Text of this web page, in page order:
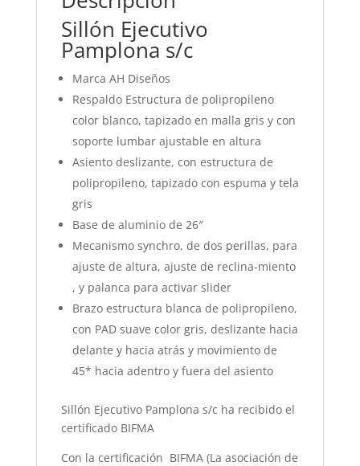
Sillón Ejecutivo
Pamplona s/c
Marca AH Diseños
Respaldo Estructura de polipropileno
color blanco, tapizado en malla gris y con
soporte lumbar ajustable en altura
Asiento deslizante, con estructura de
polipropileno, tapizado con espuma y tela
gris
Base de aluminio de 26″
Mecanismo synchro, de dos perillas, para
ajuste de altura, ajuste de reclina-miento
, y palanca para activar slider
Brazo estructura blanca de polipropileno,
con PAD suave color gris, deslizante hacia
delante y hacia atrás y movimiento de
45* hacia adentro y fuera del asiento
Sillón Ejecutivo Pamplona s/c ha recibido el
certificado BIFMA
Con la certificación BIFMA (La asociación de